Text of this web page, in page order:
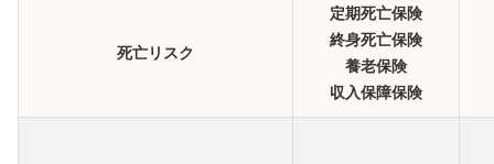
死亡リスク
定期死亡保険
終身死亡保険
養老保険
収入保障保険